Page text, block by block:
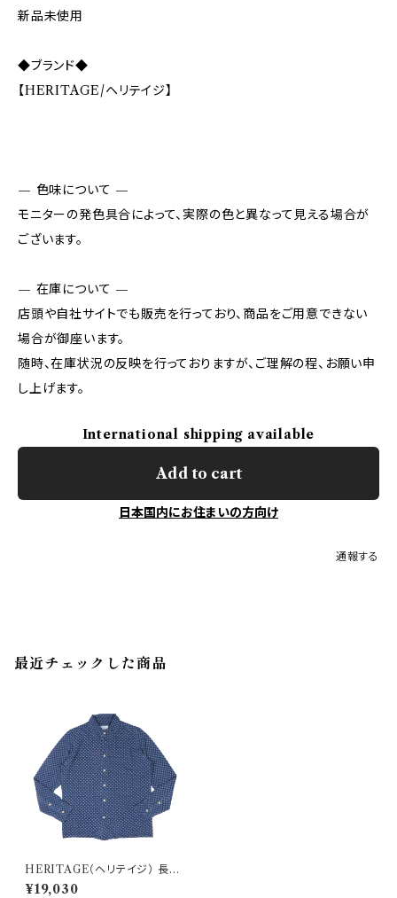
新品未使用
◆ブランド◆
【HERITAGE/ヘリテイジ】
— 色味について —
モニターの発色具合によって、実際の色と異なって見える場合が
ございます。
— 在庫について —
店頭や自社サイトでも販売を行っており、商品をご用意できない
場合が御座います。
随時、在庫状況の反映を行っておりますが、ご理解の程、お願い申
し上げます。
International shipping available
Add to cart
日本国内にお住まいの方向け
通報する
最近チェックした商品
HERITAGE（ヘリテイジ） 長袖
シャツ H0835 31903
¥19,030